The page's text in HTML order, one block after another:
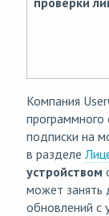
Компания
программного
подписки на
в разделе
устройством
может занять
обновлений с